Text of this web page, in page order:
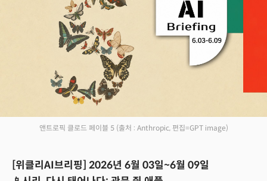
앤트로픽 클로드 페이블 5 (출처 : Anthropic, 편집=GPT image)
[위클리AI브리핑] 2026년 6월 03일~6월 09일